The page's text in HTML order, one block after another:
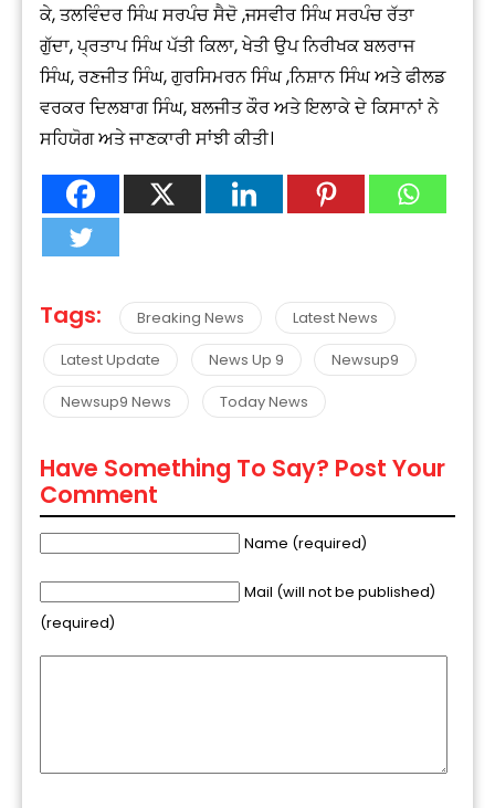
ਕੇ, ਤਲਵਿੰਦਰ ਸਿੰਘ ਸਰਪੰਚ ਸੈਦੋ ,ਜਸਵੀਰ ਸਿੰਘ ਸਰਪੰਚ ਰੱਤਾ
ਗੁੱਦਾ, ਪ੍ਰਤਾਪ ਸਿੰਘ ਪੱਤੀ ਕਿਲਾ, ਖੇਤੀ ਉਪ ਨਿਰੀਖਕ ਬਲਰਾਜ
ਸਿੰਘ, ਰਣਜੀਤ ਸਿੰਘ, ਗੁਰਸਿਮਰਨ ਸਿੰਘ ,ਨਿਸ਼ਾਨ ਸਿੰਘ ਅਤੇ ਫੀਲਡ
ਵਰਕਰ ਦਿਲਬਾਗ ਸਿੰਘ, ਬਲਜੀਤ ਕੌਰ ਅਤੇ ਇਲਾਕੇ ਦੇ ਕਿਸਾਨਾਂ ਨੇ
ਸਹਿਯੋਗ ਅਤੇ ਜਾਣਕਾਰੀ ਸਾਂਝੀ ਕੀਤੀ।
Tags: Breaking News
Latest News
Latest Update
News Up 9
Newsup9
Newsup9 News
Today News
Have Something To Say? Post Your
Comment
Name (required)
Mail (will not be published)
(required)